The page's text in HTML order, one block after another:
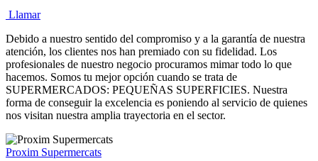
Llamar
Debido a nuestro sentido del compromiso y a la garantía de nuestra
atención, los clientes nos han premiado con su fidelidad. Los
profesionales de nuestro negocio procuramos mimar todo lo que
hacemos. Somos tu mejor opción cuando se trata de
SUPERMERCADOS: PEQUEÑAS SUPERFICIES. Nuestra
forma de conseguir la excelencia es poniendo al servicio de quienes
nos visitan nuestra amplia trayectoria en el sector.
Proxim Supermercats